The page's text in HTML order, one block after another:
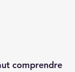
comprendre